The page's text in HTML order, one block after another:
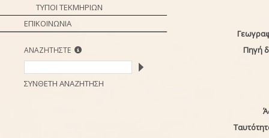
ΤΥΠΟΙ ΤΕΚΜΗΡΙΩΝ
ΕΠΙΚΟΙΝΩΝΙΑ
ΑΝΑΖΗΤΗΣΤΕ
ΣΥΝΘΕΤΗ ΑΝΑΖΗΤΗΣΗ
Πηγή